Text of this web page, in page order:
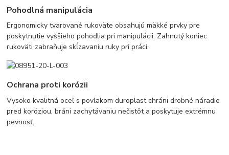
Pohodlná manipulácia
Ergonomicky tvarované rukoväte obsahujú mäkké prvky pre
poskytnutie vyššieho pohodlia pri manipulácii. Zahnutý koniec
rukoväti zabraňuje skĺzavaniu ruky pri práci.
Ochrana proti korózii
Vysoko kvalitná oceľ s povlakom duroplast chráni drobné náradie
pred koróziou, bráni zachytávaniu nečistôt a poskytuje extrémnu
pevnosť.